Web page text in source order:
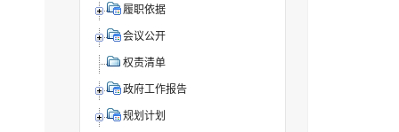
履职依据
会议公开
权责清单
政府工作报告
规划计划